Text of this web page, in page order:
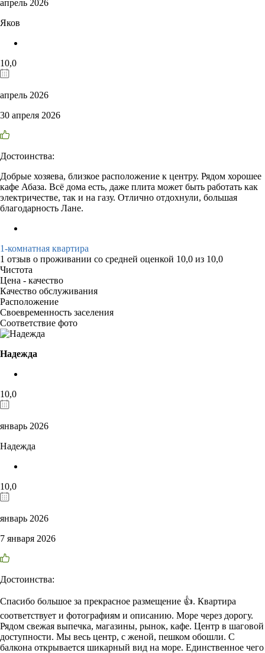
апрель 2026
Яков
10,0
апрель 2026
30 апреля 2026
Достоинства:
Добрые хозяева, близкое расположение к центру. Рядом хорошее
кафе Абаза. Всё дома есть, даже плита может быть работать как
электричестве, так и на газу. Отлично отдохнули, большая
благодарность Лане.
1-комнатная квартира
1 отзыв о проживании со средней оценкой 10,0 из 10,0
Чистота
Цена - качество
Качество обслуживания
Расположение
Своевременность заселения
Соответствие фото
Надежда
10,0
январь 2026
Надежда
10,0
январь 2026
7 января 2026
Достоинства:
Спасибо большое за прекрасное размещение 👍. Квартира
соответствует и фотографиям и описанию. Море через дорогу.
Рядом свежая выпечка, магазины, рынок, кафе. Центр в шаговой
доступности. Мы весь центр, с женой, пешком обошли. С
балкона открывается шикарный вид на море. Единственное чего